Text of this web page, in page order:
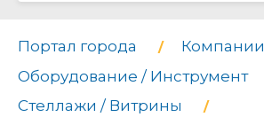
Портал города
Компании
Оборудование / Инструмент
Стеллажи / Витрины